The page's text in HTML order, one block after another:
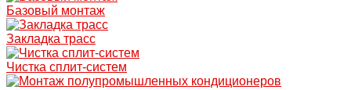
Базовый монтаж
Закладка трасс
Чистка сплит-систем